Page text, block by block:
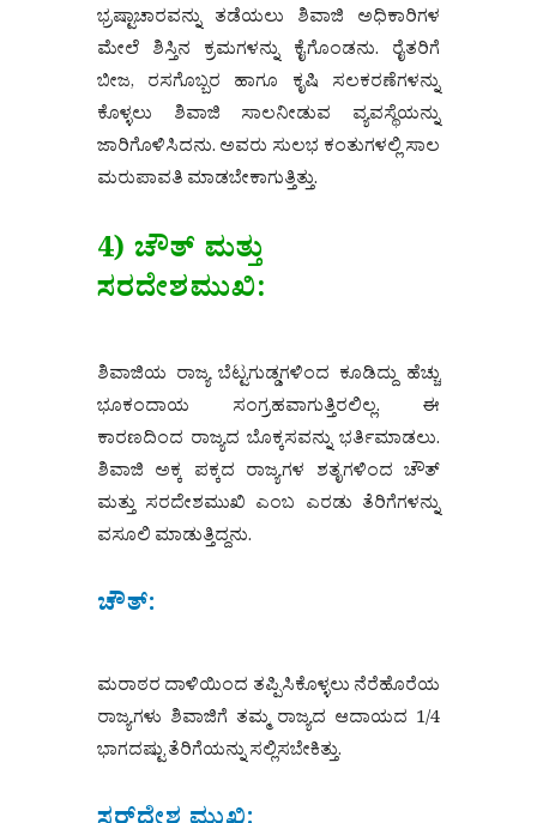
ಭ್ರಷ್ಟಾಚಾರವನ್ನು ತಡೆಯಲು ಶಿವಾಜಿ ಅಧಿಕಾರಿಗಳ
ಮೇಲೆ ಶಿಸ್ತಿನ ಕ್ರಮಗಳನ್ನು ಕೈಗೊಂಡನು. ರೈತರಿಗೆ
ಬೀಜ, ರಸಗೊಬ್ಬರ ಹಾಗೂ ಕೃಷಿ ಸಲಕರಣೆಗಳನ್ನು
ಕೊಳ್ಳಲು ಶಿವಾಜಿ ಸಾಲನೀಡುವ ವ್ಯವಸ್ಥೆಯನ್ನು
ಜಾರಿಗೊಳಿಸಿದನು. ಅವರು ಸುಲಭ ಕಂತುಗಳಲ್ಲಿ ಸಾಲ
ಮರುಪಾವತಿ ಮಾಡಬೇಕಾಗುತ್ತಿತ್ತು.
4) ಚೌತ್ ಮತ್ತು
ಸರದೇಶಮುಖಿ:
ಶಿವಾಜಿಯ ರಾಜ್ಯ ಬೆಟ್ಟಗುಡ್ಡಗಳಿಂದ ಕೂಡಿದ್ದು ಹೆಚ್ಚು
ಭೂಕಂದಾಯ ಸಂಗ್ರಹವಾಗುತ್ತಿರಲಿಲ್ಲ. ಈ
ಕಾರಣದಿಂದ ರಾಜ್ಯದ ಬೊಕ್ಕಸವನ್ನು ಭರ್ತಿಮಾಡಲು.
ಶಿವಾಜಿ ಅಕ್ಕ ಪಕ್ಕದ ರಾಜ್ಯಗಳ ಶತೃಗಳಿಂದ ಚೌತ್
ಮತ್ತು ಸರದೇಶಮುಖಿ ಎಂಬ ಎರಡು ತೆರಿಗೆಗಳನ್ನು
ವಸೂಲಿ ಮಾಡುತ್ತಿದ್ದನು.
ಚೌತ್:
ಮರಾಠರ ದಾಳಿಯಿಂದ ತಪ್ಪಿಸಿಕೊಳ್ಳಲು ನೆರೆಹೊರೆಯ
ರಾಜ್ಯಗಳು ಶಿವಾಜಿಗೆ ತಮ್ಮ ರಾಜ್ಯದ ಆದಾಯದ 1/4
ಭಾಗದಷ್ಟು ತೆರಿಗೆಯನ್ನು ಸಲ್ಲಿಸಬೇಕಿತ್ತು.